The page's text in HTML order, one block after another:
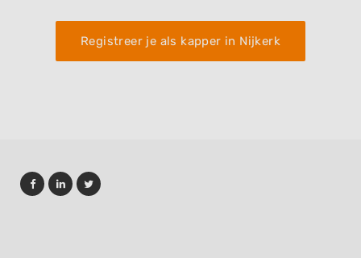
Registreer je als kapper in Nijkerk